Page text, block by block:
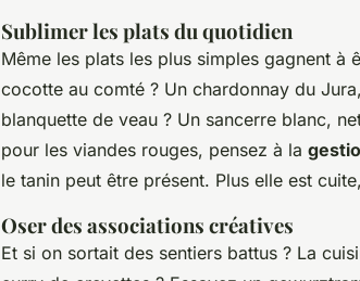
Sublimer les plats du quotidien
Même les plats les plus simples gagnent
cocotte au comté ? Un chardonnay du
blanquette de veau ? Un sancerre blanc,
pour les viandes rouges, pensez à la
le tanin peut être présent. Plus elle est
Oser des associations créatives
Et si on sortait des sentiers battus ? La